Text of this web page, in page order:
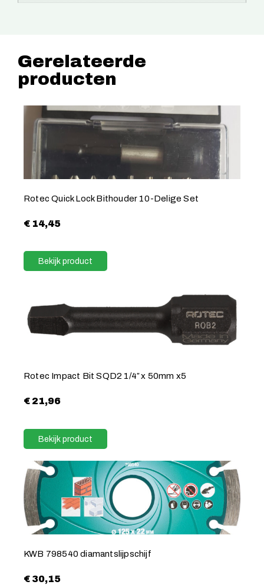
Gerelateerde
producten
Rotec Quick Lock Bithouder 10-Delige Set
€ 14,45
Bekijk product
Rotec Impact Bit SQD2 1/4″ x 50mm x5
€21,96
Bekijk product
KWB 798540 diamantslijpschijf
€30,15